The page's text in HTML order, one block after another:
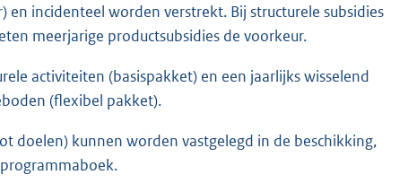
incidenteel worden verstrekt. Bij structurele subsidies
meerjarige productsubsidies de voorkeur.
activiteiten (basispakket) en een jaarlijks wisselend
(flexibel pakket).
doelen) kunnen worden vastgelegd in de beschikking,